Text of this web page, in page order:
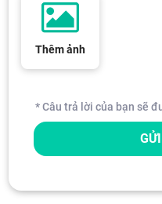
Thêm ảnh
* Câu trả lời của bạn sẽ
GỬI